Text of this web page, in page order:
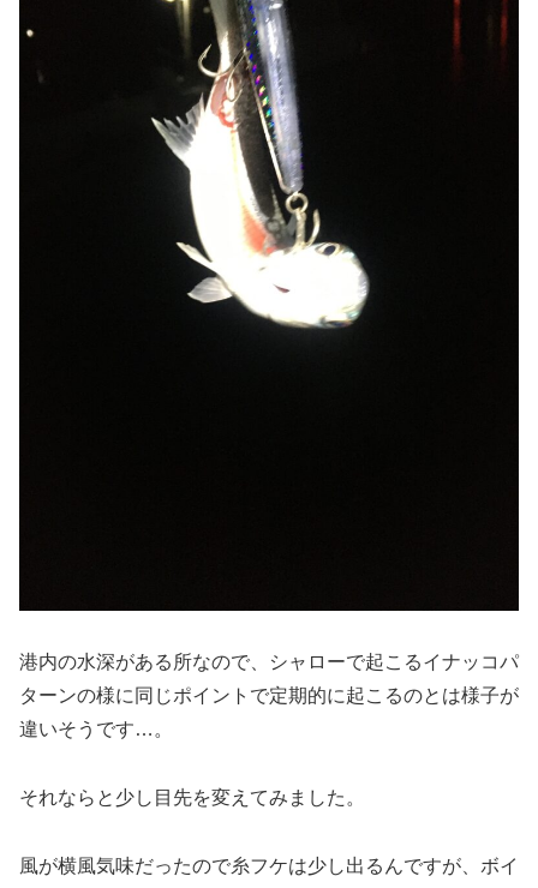
港内の水深がある所なので、シャローで起こるイナッコパ
ターンの様に同じポイントで定期的に起こるのとは様子が
違いそうです…。
それならと少し目先を変えてみました。
風が横風気味だったので糸フケは少し出るんですが、ボイ